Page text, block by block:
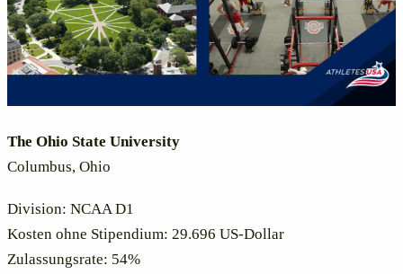
The Ohio State University
Columbus, Ohio
Division: NCAA D1
Kosten ohne Stipendium: 29.696 US-Dollar
Zulassungsrate: 54%